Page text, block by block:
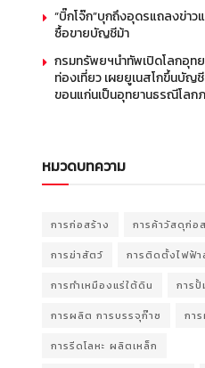
“บิ๊กโจ๊ก”บุกถึงอุดรแถลงข่า
ซื้อขายบัญชีม้า
กรมทรัพยฯนำทัพเปิดโลกอุท
ท่องเที่ยว เผยยูเนสโกขึ้นบั
ขอนแก่นเป็นอุทยานธรณีโลก
หมวดบทความ
การก่อสร้าง การค้าวัสดุก่อ
การฆ่าสัตว์ การติดตั้งไฟฟ้า
การทำเหมืองแร่ใต้ดิน การปั้
การผลิต การบรรจุก๊าซ กา
การรีดโลหะ ผลิตเหล็ก